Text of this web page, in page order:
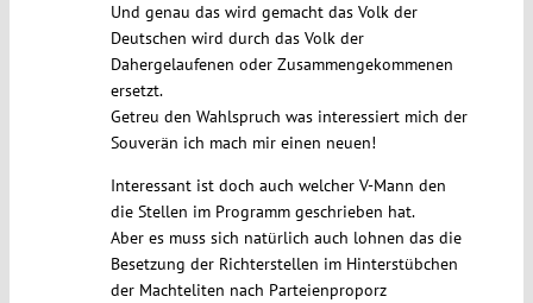
Und genau das wird gemacht das Volk der
Deutschen wird durch das Volk der
Dahergelaufenen oder Zusammengekommenen
ersetzt.
Getreu den Wahlspruch was interessiert mich der
Souverän ich mach mir einen neuen!
Interessant ist doch auch welcher V-Mann den
die Stellen im Programm geschrieben hat.
Aber es muss sich natürlich auch lohnen das die
Besetzung der Richterstellen im Hinterstübchen
der Machteliten nach Parteienproporz